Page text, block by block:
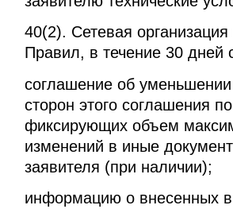
40(2). Сетевая
Правил, в течение 30 дней
соглашение об
сторон этого соглашения
фиксирующих объем
изменений в иные
заявителя (при наличии);
информацию о внесенных в